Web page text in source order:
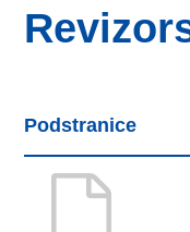
Podstranice